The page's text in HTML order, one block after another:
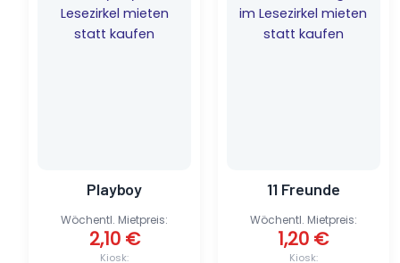
Playboy
Kiosk:
war:
12,90 €
Wöchentl. Mietpreis:
2,10 €
ist:
2,10 €.
11 Freunde
Kiosk:
war:
7,50 €
Wöchentl. Mietpreis:
1,20 €
ist:
1,20 €.